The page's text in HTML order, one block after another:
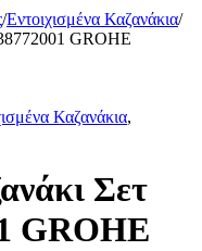
/Εντοιχισμένα Καζανάκια/
GROHE
Καζανάκια,
Σετ
GROHE